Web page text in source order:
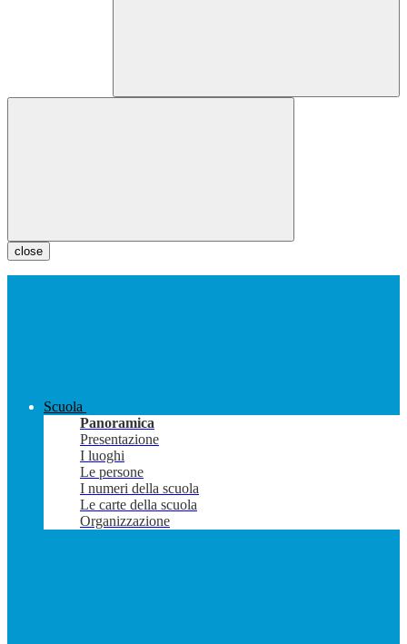
close
Scuola
Panoramica
Presentazione
I luoghi
Le persone
I numeri della scuola
Le carte della scuola
Organizzazione